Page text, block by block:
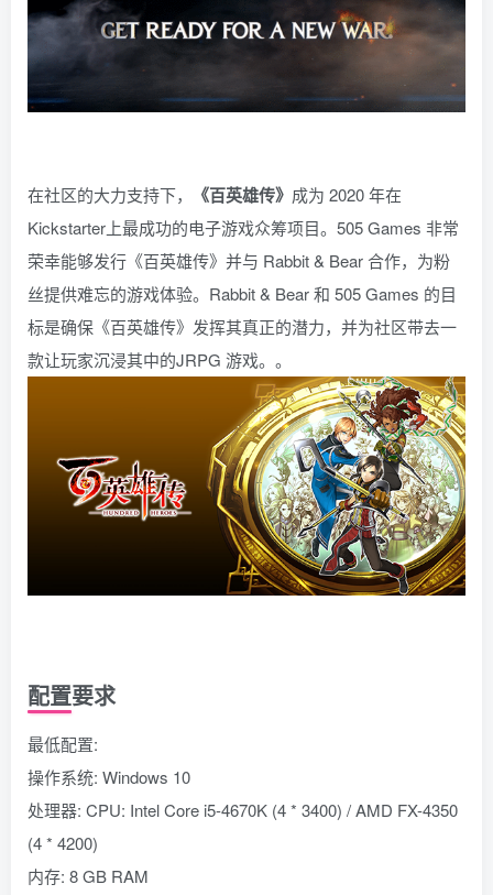
在社区的大力支持下， 《百英雄传》 成为 2020 年在
Kickstarter上最成功的电子游戏众筹项目。505 Games 非常
荣幸能够发行《百英雄传》并与 Rabbit & Bear 合作，为粉
丝提供难忘的游戏体验。Rabbit & Bear 和 505 Games 的目
标是确保《百英雄传》发挥其真正的潜力，并为社区带去一
款让玩家沉浸其中的JRPG 游戏。。
配置要求
最低配置:
操作系统: Windows 10
处理器: CPU: Intel Core i5-4670K (4 * 3400) / AMD FX-4350
(4 * 4200)
内存: 8 GB RAM